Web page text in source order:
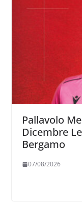
Pallavolo
Dicembre
Bergamo
07/08/2026